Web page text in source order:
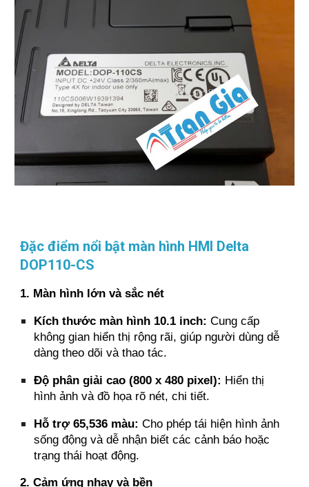
Đặc điểm nổi bật màn hình HMI Delta
DOP110-CS
1. Màn hình lớn và sắc nét
Kích thước màn hình 10.1 inch: Cung cấp
không gian hiển thị rộng rãi, giúp người dùng dễ
dàng theo dõi và thao tác.
Độ phân giải cao (800 x 480 pixel): Hiển thị
hình ảnh và đồ họa rõ nét, chi tiết.
Hỗ trợ 65,536 màu: Cho phép tái hiện hình ảnh
sống động và dễ nhận biết các cảnh báo hoặc
trạng thái hoạt động.
2. Cảm ứng nhạy và bền